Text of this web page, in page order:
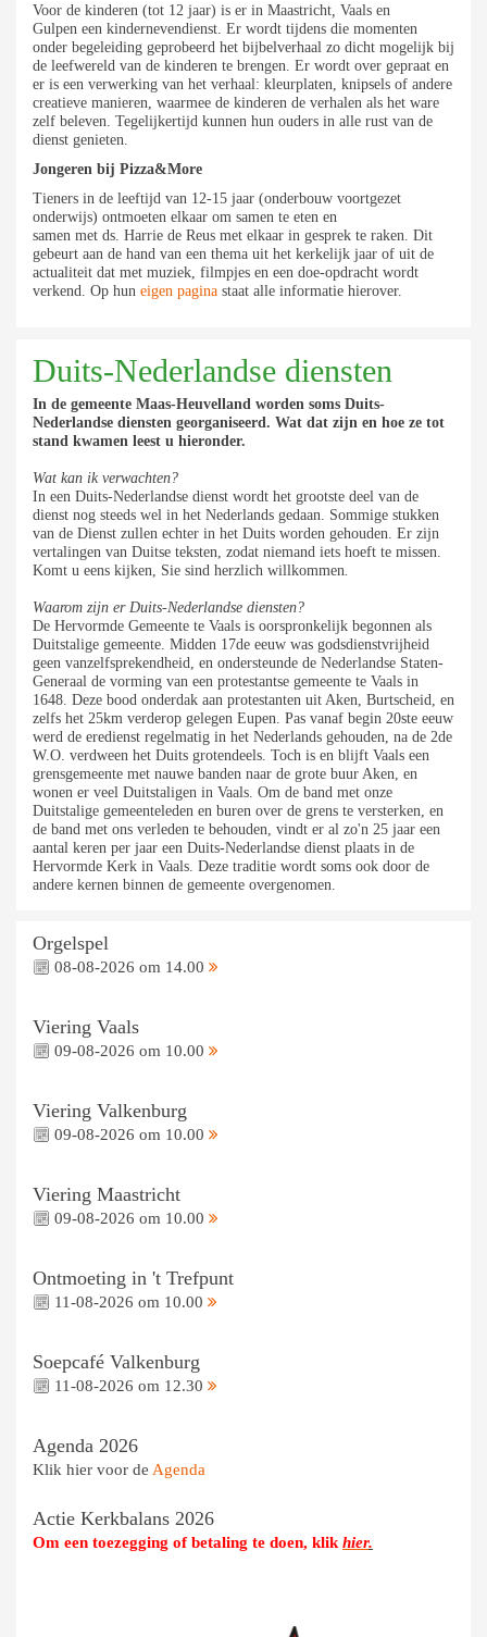
Voor de kinderen (tot 12 jaar) is er in Maastricht Vaals en
Gulpen een kindernevendienst. Er wordt tijdens die momenten
onder begeleiding geprobeerd het bijbelverhaal zo dicht mogelijk bij
de leefwereld van de kinderen te brengen. Er wordt over gepraat en
er is een verwerking van het verhaal: kleurplaten, knipsels of andere
creatieve manieren, waarmee de kinderen de verhalen als het ware
zelf beleven. Tegelijkertijd kunnen hun ouders in alle rust van de
dienst genieten.
Jongeren bij Pizza&More
Tieners in de leeftijd van 12-15 jaar (onderbouw voortgezet
onderwijs) ontmoeten elkaar om samen te eten en
samen met ds. Harrie de Reus met elkaar in gesprek te raken. Dit
gebeurt aan de hand van een thema uit het kerkelijk jaar of uit de
actualiteit dat met muziek, filmpjes en een doe-opdracht wordt
verkend. Op hun eigen pagina staat alle informatie hierover.
Duits-Nederlandse diensten
In de gemeente Maas-Heuvelland worden soms Duits-
Nederlandse diensten georganiseerd. Wat dat zijn en hoe ze tot
stand kwamen leest u hieronder.
Wat kan ik verwachten?
In een Duits-Nederlandse dienst wordt het grootste deel van de
dienst nog steeds wel in het Nederlands gedaan. Sommige stukken
van de Dienst zullen echter in het Duits worden gehouden. Er zijn
vertalingen van Duitse teksten, zodat niemand iets hoeft te missen.
Komt u eens kijken, Sie sind herzlich willkommen
Waarom zijn er Duits-Nederlandse diensten?
De Hervormde Gemeente te Vaals is oorspronkelijk begonnen als
Duitstalige gemeente. Midden 17de eeuw was godsdienstvrijheid
geen vanzelfsprekendheid, en ondersteunde de Nederlandse Staten-
Generaal de vorming van een protestantse gemeente te Vaals in
1648. Deze bood onderdak aan protestanten uit Aken, Burtscheid, en
zelfs het 25km verderop gelegen Eupen. Pas vanaf begin 20ste eeuw
werd de eredienst regelmatig in het Nederlands gehouden, na de 2de
W.O. verdween het Duits grotendeels. Toch is en blijft Vaals een
grensgemeente met nauwe banden naar de grote buur Aken, en
wonen er veel Duitstaligen in Vaals. Om de band met onze
Duitstalige gemeenteleden en buren over de grens te versterken, en
de band met ons verleden te behouden, vindt er al zo'n 25 jaar een
aantal keren per jaar een Duits-Nederlandse dienst plaats in de
Hervormde Kerk in Vaals. Deze traditie wordt soms ook door de
andere kernen binnen de gemeente overgenomen.
Orgelspel
08-08-2026 om 14.00
Viering Vaals
09-08-2026 om 10.00
Viering Valkenburg
09-08-2026 om 10.00
Viering Maastricht
09-08-2026 om 10.00
Ontmoeting in 't Trefpunt
11-08-2026 om 10.00
Soepcafé Valkenburg
11-08-2026 om 12.30
Agenda 2026
Klik hier voor de Agenda
Actie Kerkbalans 2026
Om een toezegging of betaling te doen, klik hier.